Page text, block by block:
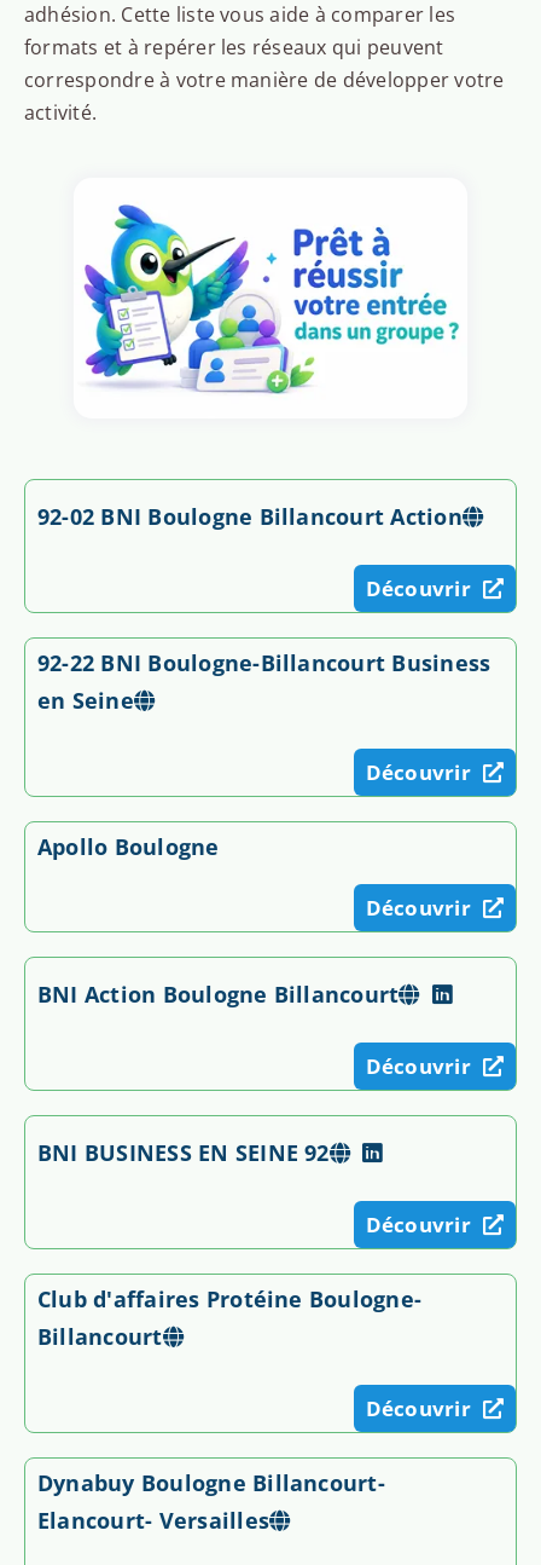
adhésion. Cette liste vous aide à comparer les
formats et à repérer les réseaux qui peuvent
correspondre à votre manière de développer votre
activité.
92-02 BNI Boulogne Billancourt Action
Découvrir
92-22 BNI Boulogne-Billancourt Business
en Seine
Découvrir
Apollo Boulogne
Découvrir
BNI Action Boulogne Billancourt
Découvrir
BNI BUSINESS EN SEINE 92
Découvrir
Club d'affaires Protéine Boulogne-
Billancourt
Découvrir
Dynabuy Boulogne Billancourt-
Elancourt- Versailles